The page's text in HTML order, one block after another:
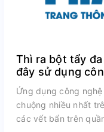
Thì ra bột tẩy
đây sử dụng
trên thế giới
Ứng dụng công
chuộng nhiều nhất
các vết bẩn trên